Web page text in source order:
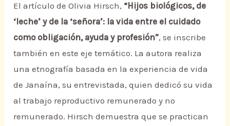
El artículo de Olivia Hirsch, “Hijos biológicos, de
‘leche’ y de la ‘señora’: la vida entre el cuidado
como obligación, ayuda y profesión”, se inscribe
también en este eje temático. La autora realiza
una etnografía basada en la experiencia de vida
de Janaína, su entrevistada, quien dedicó su vida
al trabajo reproductivo remunerado y no
remunerado. Hirsch demuestra que se practican